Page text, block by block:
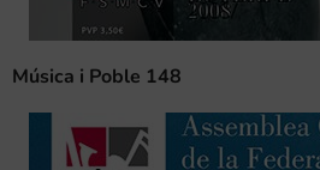
Música i Poble 148